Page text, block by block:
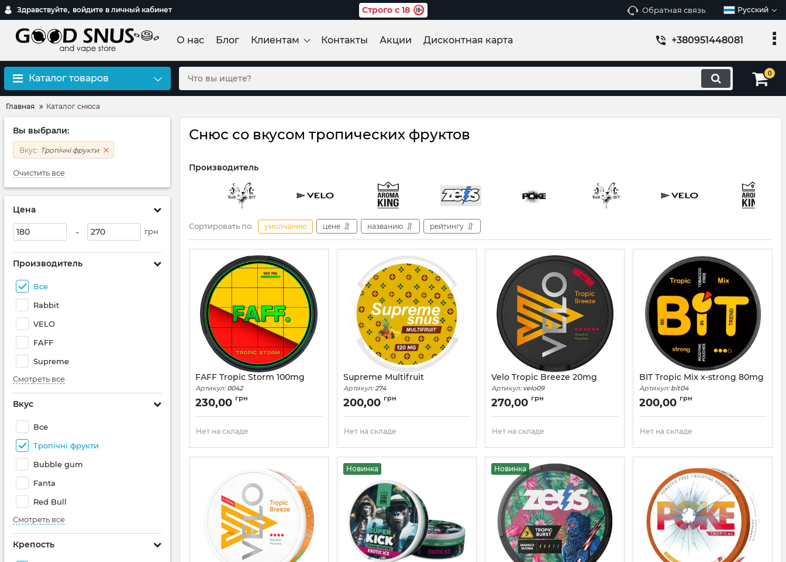
Здравствуйте, войдите в личный кабинет Строго с 18 Обратная связь Русский
О нас Блог Клиентам Контакты Акции Дисконтная карта +380951448081
Каталог товаров 0
Главная Каталог снюса
Вы выбрали:
Вкус: Тропічні фрукти
Очистить все
Цена
- грн
Производитель
Все
Rabbit
VELO
FAFF
Supreme
Смотреть все
Вкус
Все
Тропічні фрукти
Bubble gum
Fanta
Red Bull
Смотреть все
Крепость
Снюс со вкусом тропических фруктов
Производитель
Сортировать по: умолчанию цене названию рейтингу
FAFF Tropic Storm 100mg
Артикул:0042
230,00 грн
Нет на складе
Supreme Multifruit
Артикул:274
200,00 грн
Нет на складе
Velo Tropic Breeze 20mg
Артикул:velo09
270,00 грн
Нет на складе
BIT Tropic Mix x-strong 80mg
Артикул:bit04
200,00 грн
Нет на складе
Новинка Новинка